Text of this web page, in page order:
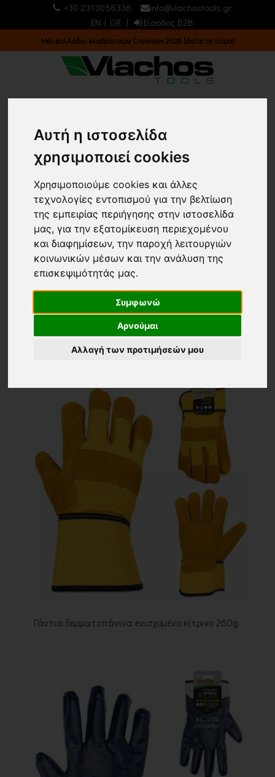
Αυτή η ιστοσελίδα
χρησιμοποιεί cookies
Χρησιμοποιούμε cookies και άλλες
τεχνολογίες εντοπισμού για την βελτίωση
της εμπειρίας περιήγησης στην ιστοσελίδα
μας, για την εξατομίκευση περιεχομένου
και διαφημίσεων, την παροχή λειτουργιών
κοινωνικών μέσων και την ανάλυση της
επισκεψιμότητάς μας.
Συμφωνώ
Αρνούμαι
Αλλαγή των προτιμήσεών μου
+30 2313058336
info@vlachostools.gr
EN | GR | Είσοδος B2B
Νέο φυλλάδιο κλαδευτικών Cresman 2026 [Δείτε το τώρα]
ΕΙΔΗ ΠΡΟΣΤΑΣΙΑΣ &
ΟΔΙΚΗΣ ΣΗΜΑΝΣΗΣ/
ΓΑΝΤΙΑ/ ΓΑΝΤΙΑ
ΔΕΡΜΑΤΟΠΑΝΙΝΑ
Κεντρική σελίδα
ΕΙΔΗ ΠΡΟΣΤΑΣΙΑΣ & ΟΔΙΚΗΣ ΣΗΜΑΝΣΗΣ
ΓΑΝΤΙΑ
ΓΑΝΤΙΑ ΔΕΡΜΑΤΟΠΑΝΙΝΑ
Εμφάνιση
24 ΠΡΟΙΟΝΤΑ
Γάντια δερματοπάνινα ενισχυμένο κίτρινο 260g